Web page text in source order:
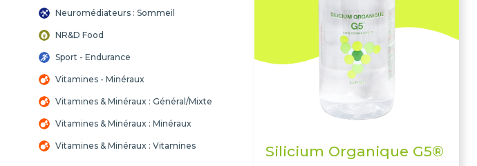
Neuromédiateurs : Sommeil
NR&D Food
Sport - Endurance
Vitamines - Minéraux
Vitamines & Minéraux : Général/Mixte
Vitamines & Minéraux : Minéraux
Vitamines & Minéraux : Vitamines Silicium Organique G5®